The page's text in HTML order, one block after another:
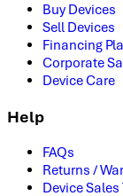
Buy Devices
Sell Devices
Financing
Corporate
Device Care
Help
FAQs
Returns /
Device